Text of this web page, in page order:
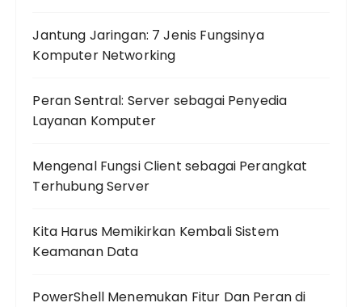
Jantung Jaringan: 7 Jenis Fungsinya
Komputer Networking
Peran Sentral: Server sebagai Penyedia
Layanan Komputer
Mengenal Fungsi Client sebagai Perangkat
Terhubung Server
Kita Harus Memikirkan Kembali Sistem
Keamanan Data
PowerShell Menemukan Fitur Dan Peran di